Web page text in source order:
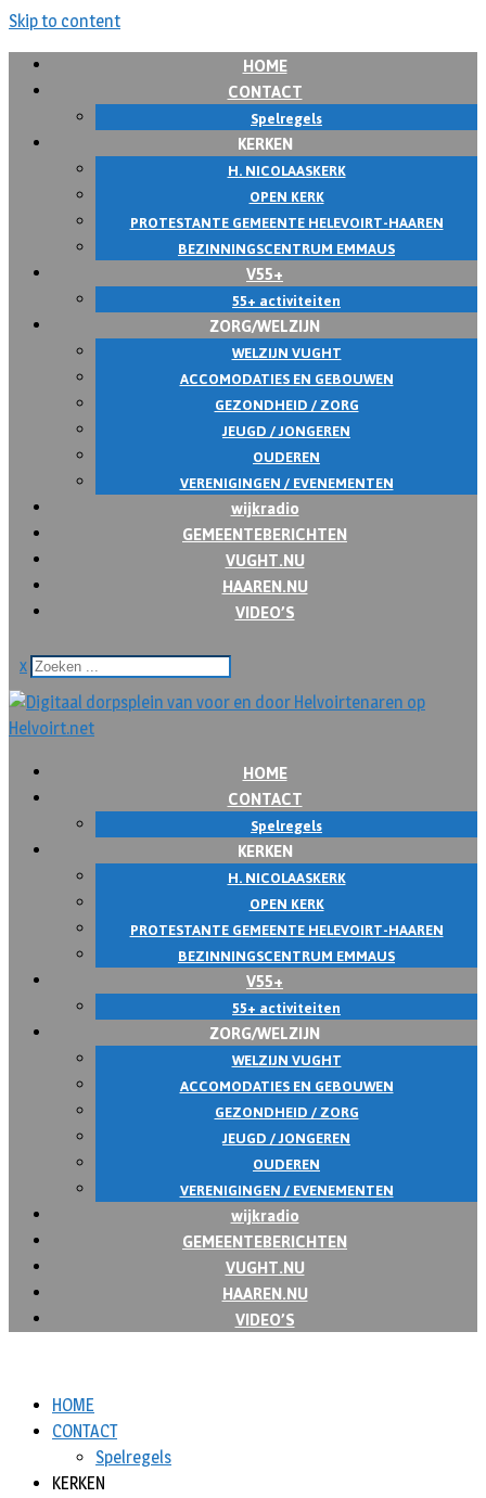
Skip to content
HOME
CONTACT
Spelregels
KERKEN
H. NICOLAASKERK
OPEN KERK
PROTESTANTE GEMEENTE HELEVOIRT-HAAREN
BEZINNINGSCENTRUM EMMAUS
V55+
55+ activiteiten
ZORG/WELZIJN
WELZIJN VUGHT
ACCOMODATIES EN GEBOUWEN
GEZONDHEID / ZORG
JEUGD / JONGEREN
OUDEREN
VERENIGINGEN / EVENEMENTEN
wijkradio
GEMEENTEBERICHTEN
VUGHT.NU
HAAREN.NU
VIDEO’S
x
HOME
CONTACT
Spelregels
KERKEN
H. NICOLAASKERK
OPEN KERK
PROTESTANTE GEMEENTE HELEVOIRT-HAAREN
BEZINNINGSCENTRUM EMMAUS
V55+
55+ activiteiten
ZORG/WELZIJN
WELZIJN VUGHT
ACCOMODATIES EN GEBOUWEN
GEZONDHEID / ZORG
JEUGD / JONGEREN
OUDEREN
VERENIGINGEN / EVENEMENTEN
wijkradio
GEMEENTEBERICHTEN
VUGHT.NU
HAAREN.NU
VIDEO’S
HOME
CONTACT
Spelregels
KERKEN